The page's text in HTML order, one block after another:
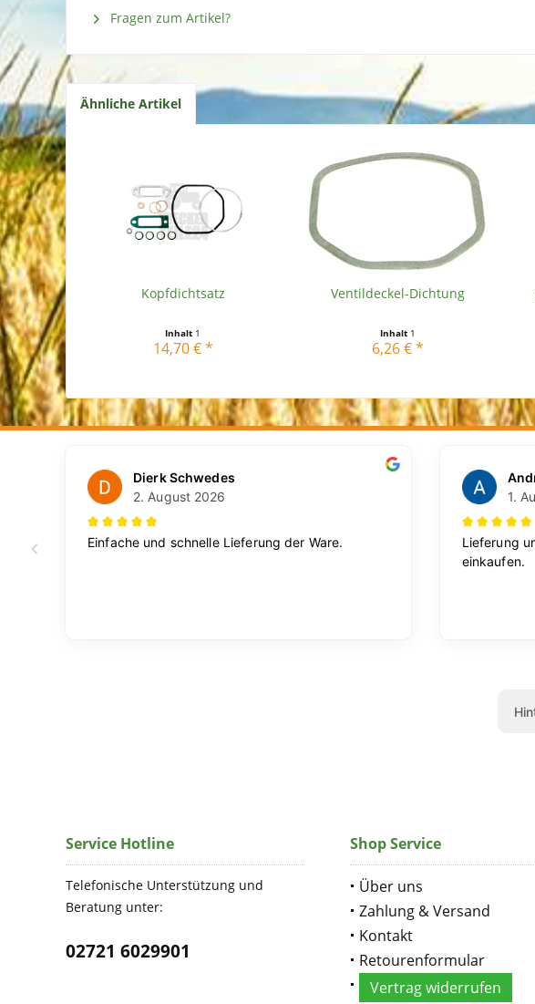
Fragen zum Artikel?
Ähnliche Artikel
Kopfdichtsatz
Inhalt 1
14,70 € *
Ventildeckel-Dichtung
Inhalt 1
6,26 € *
Service Hotline
Telefonische Unterstützung und
Beratung unter:
02721 6029901
Shop Service
Über uns
Zahlung & Versand
Kontakt
Retourenformular
Vertrag widerrufen